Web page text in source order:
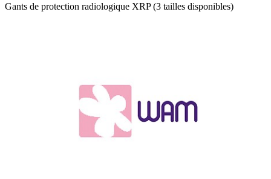
Gants de protection radiologique XRP (3 tailles disponibles)